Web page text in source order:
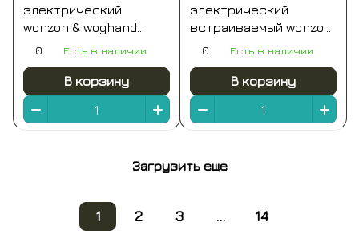
электрический
wonzon & woghand
wismar, темный графит
0 Есть в наличии
В корзину
электрический
встраиваемый wonzon
& woghand hamburg,
al314-mb)
0 Есть в наличии
В корзину
Загрузить еще
1 2 3 ... 14